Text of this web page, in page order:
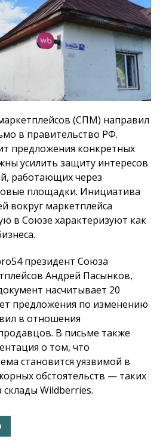
(СПМ) направил
в правительство РФ.
предложения конкретных
усилить защиту интересов
работающих через
площадки. Инициатива
вокруг маркетплейса
в Союзе характеризуют как
президент Союза
Андрей Пасынков,
насчитывает 20
предложения по изменению
в отношения
В письме также
о том, что
становится уязвимой в
обстоятельств — таких
Wildberries.